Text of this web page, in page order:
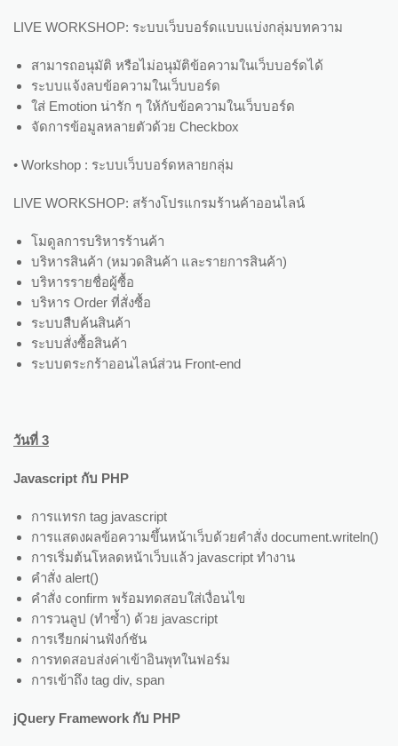
LIVE WORKSHOP: ระบบเว็บบอร์ดแบบแบ่งกลุ่มบทความ
สามารถอนุมัติ หรือไม่อนุมัติข้อความในเว็บบอร์ดได้
ระบบแจ้งลบข้อความในเว็บบอร์ด
ใส่ Emotion น่ารัก ๆ ให้กับข้อความในเว็บบอร์ด
จัดการข้อมูลหลายตัวด้วย Checkbox
• Workshop : ระบบเว็บบอร์ดหลายกลุ่ม
LIVE WORKSHOP: สร้างโปรแกรมร้านค้าออนไลน์
โมดูลการบริหารร้านค้า
บริหารสินค้า (หมวดสินค้า และรายการสินค้า)
บริหารรายชื่อผู้ซื้อ
บริหาร Order ที่สั่งซื้อ
ระบบสืบค้นสินค้า
ระบบสั่งซื้อสินค้า
ระบบตระกร้าออนไลน์ส่วน Front-end
วันที่ 3
Javascript กับ PHP
การแทรก tag javascript
การแสดงผลข้อความขึ้นหน้าเว็บด้วยคำสั่ง document.writeln()
การเริ่มต้นโหลดหน้าเว็บแล้ว javascript ทำงาน
คำสั่ง alert()
คำสั่ง confirm พร้อมทดสอบใส่เงื่อนไข
การวนลูป (ทำซ้ำ) ด้วย javascript
การเรียกผ่านฟังก์ชัน
การทดสอบส่งค่าเข้าอินพุทในฟอร์ม
การเข้าถึง tag div, span
jQuery Framework กับ PHP